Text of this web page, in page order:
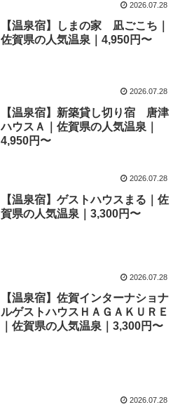
2026.07.28
【温泉宿】しまの家 凪ごこち｜
佐賀県の人気温泉｜4,950円〜
2026.07.28
【温泉宿】新築貸し切り宿 唐津
ハウスＡ｜佐賀県の人気温泉｜
4,950円〜
2026.07.28
【温泉宿】ゲストハウスまる｜佐
賀県の人気温泉｜3,300円〜
2026.07.28
【温泉宿】佐賀インターナショナ
ルゲストハウスＨＡＧＡＫＵＲＥ
｜佐賀県の人気温泉｜3,300円〜
2026.07.28